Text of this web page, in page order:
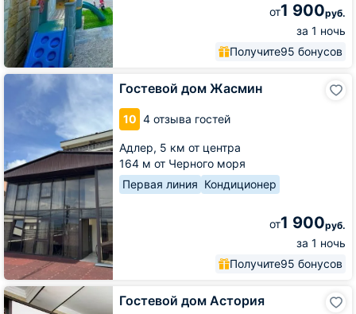
от1 900руб.
за 1 ночь
Получите95 бонусов
Гостевой дом Жасмин
10 4 отзыва гостей
Адлер, 5 км от центра
164 м от Черного моря
Первая линия Кондиционер
от1 900руб.
за 1 ночь
Получите95 бонусов
Гостевой
Гостевой дом Астория
Гостевой
дом